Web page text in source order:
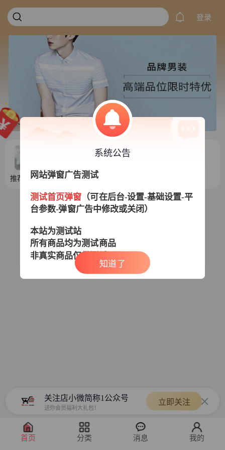
登录
推荐目录1 推荐目录2 推荐目录3
关注店小微简称1公众号
送你会员福利大礼包！
立即关注
系统公告
网站弹窗广告测试
测试首页弹窗 （可在后台-设置-基础设置-平
台参数-弹窗广告中修改或关闭）
本站为测试站
所有商品均为测试商品
非真实商品仅供测试
知道了
首页 分类 消息 我的